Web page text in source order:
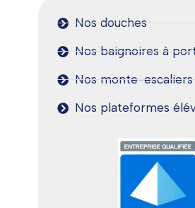
Nos douches
Nos baignoires à
Nos monte-escaliers
Nos plateformes